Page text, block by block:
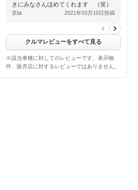
きにみなさんほめてくれます （笑）
京ta 2021年03月10日投稿
クルマレビューをすべて見る
※該当車種に対してのレビューです。表示物
件、販売店に対するレビューではありません。